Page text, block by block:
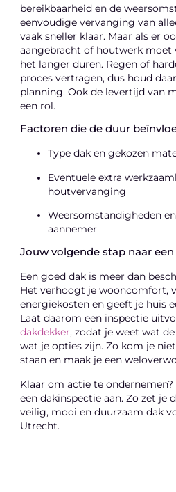
bereikbaarheid en de
eenvoudige vervanging van
vaak sneller klaar. Maar als er
aangebracht of houtwerk moet
het langer duren. Regen of
proces vertragen, dus houd
planning. Ook de levertijd van
een rol.
Factoren die de duur
Type dak en gekozen
Eventuele extra
houtvervanging
Weersomstandigheden
aannemer
Jouw volgende stap naar
Een goed dak is meer dan
Het verhoogt je wooncomfort,
energiekosten en geeft je huis
Laat daarom een inspectie
dakdekker, zodat je weet wat
wat je opties zijn. Zo kom je
staan en maak je een
Klaar om actie te
een dakinspectie aan. Zo zet je
veilig, mooi en duurzaam dak
Utrecht.